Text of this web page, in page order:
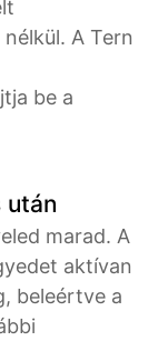
A Tern
be a
után
marad. A
aktívan
beleértve a